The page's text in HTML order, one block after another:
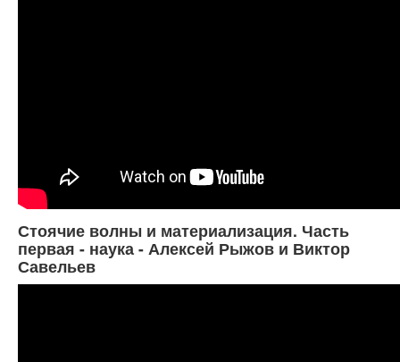
Стоячие волны и материализация. Часть
первая - наука - Алексей Рыжов и Виктор
Савельев